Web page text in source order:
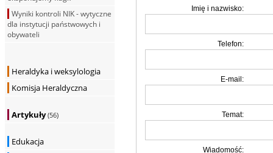
Wyniki kontroli NIK - wytyczne
dla instytucji państwowych i
obywateli
Heraldyka i weksylologia
Komisja Heraldyczna
Artykuły (56)
Edukacja
Imię i nazwisko:
Telefon:
E-mail:
Temat:
Wiadomość: